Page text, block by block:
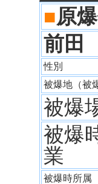
■原
前田
性別
被爆地（被
被爆
被爆
業
被爆時所属